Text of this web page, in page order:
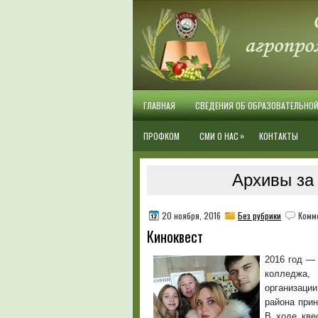
ГЛАВНАЯ СВЕДЕНИЯ ОБ
ПРОФКОМ СМИ О НАС » КОНТАКТЫ
Архивы за
20 ноября, 2016 Без рубрики
Киноквест
2016 год —
колледжа,
района